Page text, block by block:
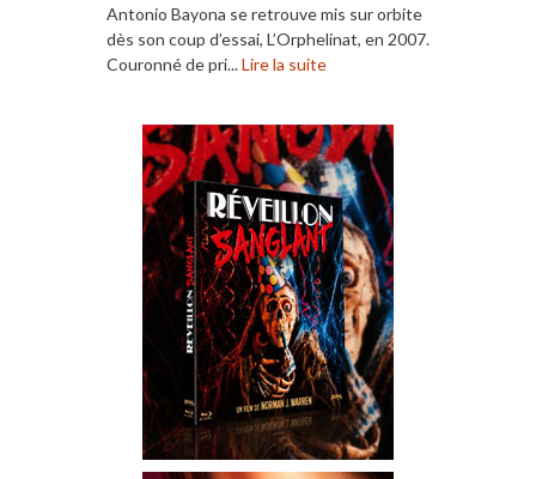
Antonio Bayona se retrouve mis sur orbite
dès son coup d’essai, L’Orphelinat, en 2007.
Couronné de pri...Lire la suite